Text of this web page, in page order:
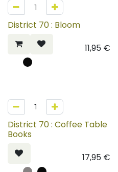
District 70 : Bloom
11,95€
District 70 : Coffee Table
Books
17,95€